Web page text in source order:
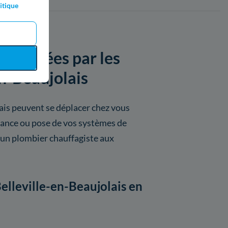
par les
Beaujolais
peuvent se déplacer chez vous
ou pose de vos systèmes de
plombier chauffagiste aux
en-Beaujolais en